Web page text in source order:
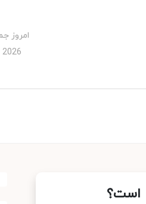
امروز جمعه 16
2026
است؟